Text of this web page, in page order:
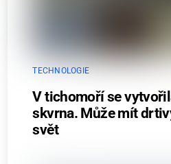
TECHNOLOGIE
V tichomoří se
skvrna. Může mít
svět